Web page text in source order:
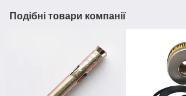
Подібні товари компанії